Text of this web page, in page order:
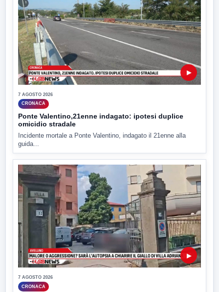
▶
7 AGOSTO 2026
CRONACA
Ponte Valentino,21enne indagato: ipotesi duplice
omicidio stradale
Incidente mortale a Ponte Valentino, indagato il 21enne alla
guida...
▶
7 AGOSTO 2026
CRONACA